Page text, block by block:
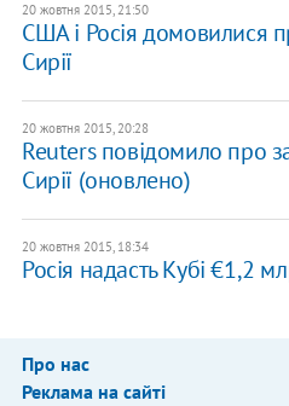
20 жовтня 2015, 21:50
США і Росія домовилися
Сирії
20 жовтня 2015, 20:28
Reuters повідомило про
Сирії (оновлено)
20 жовтня 2015, 18:34
Росія надасть Кубі €1,2
Про нас
Реклама на сайті